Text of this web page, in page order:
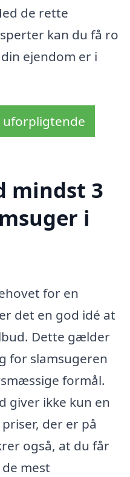
de rette
kan du få ro
ejendom er i
uforpligtende
mindst 3
i
for en
det en god idé at
Dette gælder
for slamsugeren
formål.
giver ikke kun en
der er på
også, at du får
mest